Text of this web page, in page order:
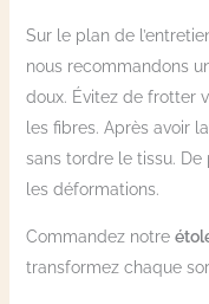
Sur le plan de
nous recommandons
doux. Évitez de frotter
les fibres. Après avoir
sans tordre le tissu.
les déformations.
Commandez notre
transformez chaque